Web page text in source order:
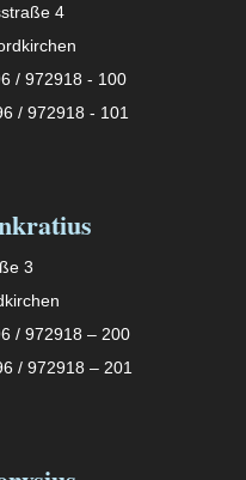
4
/ 972918 - 100
/ 972918 - 101
3
/ 972918 – 200
/ 972918 – 201